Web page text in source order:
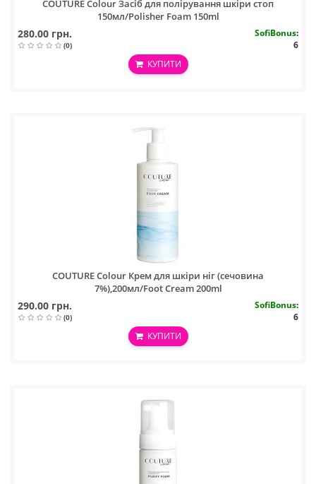
COUTURE Colour Засіб для полірування шкіри стоп
150мл/Polisher Foam 150ml
280.00 грн.
(0)
SofiBonus:
6
КУПИТИ
COUTURE Colour Крем для шкіри ніг (сечовина
7%),200мл/Foot Cream 200ml
290.00 грн.
(0)
SofiBonus:
6
КУПИТИ